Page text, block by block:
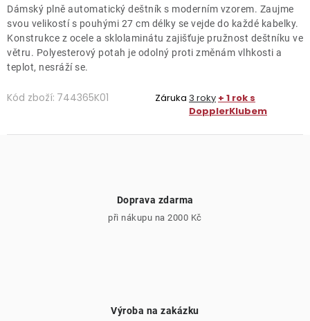
Dámský plně automatický deštník s moderním vzorem. Zaujme
svou velikostí s pouhými 27 cm délky se vejde do každé kabelky.
Konstrukce z ocele a sklolaminátu zajišťuje pružnost deštníku ve
větru. Polyesterový potah je odolný proti změnám vlhkosti a
teplot, nesráží se.
Kód zboží: 744365K01 Záruka 3 roky + 1 rok s
DopplerKlubem
Doprava zdarma
při nákupu na 2000 Kč
Výroba na zakázku